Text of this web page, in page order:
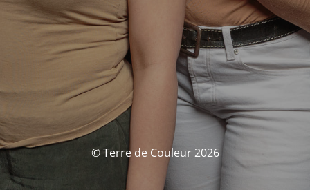
© Terre de Couleur 2026